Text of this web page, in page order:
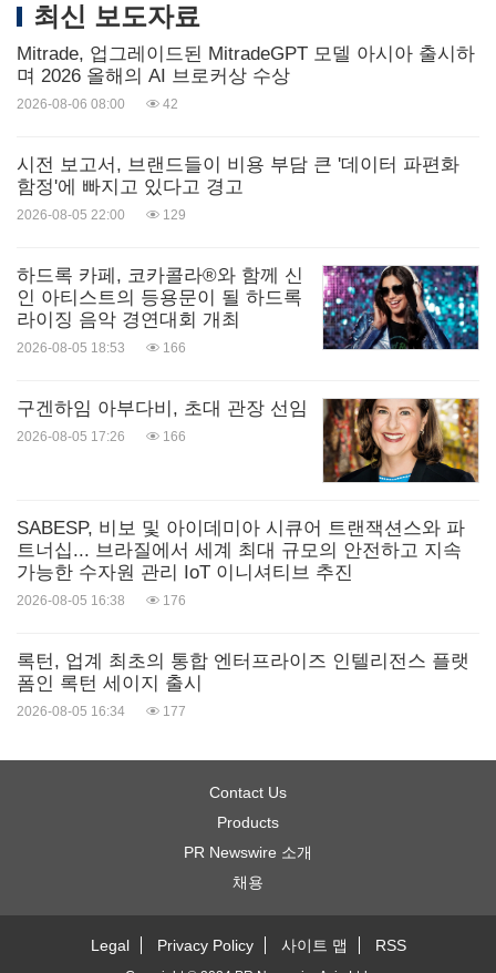
최신 보도자료
Mitrade, 업그레이드된 MitradeGPT 모델 아시아 출시하
며 2026 올해의 AI 브로커상 수상
2026-08-06 08:00 42
시전 보고서, 브랜드들이 비용 부담 큰 '데이터 파편화
함정'에 빠지고 있다고 경고
2026-08-05 22:00 129
하드록 카페, 코카콜라®와 함께 신
인 아티스트의 등용문이 될 하드록
라이징 음악 경연대회 개최
2026-08-05 18:53 166
구겐하임 아부다비, 초대 관장 선임
2026-08-05 17:26 166
SABESP, 비보 및 아이데미아 시큐어 트랜잭션스와 파
트너십... 브라질에서 세계 최대 규모의 안전하고 지속
가능한 수자원 관리 IoT 이니셔티브 추진
2026-08-05 16:38 176
록턴, 업계 최초의 통합 엔터프라이즈 인텔리전스 플랫
폼인 록턴 세이지 출시
2026-08-05 16:34 177
Contact Us
Products
PR Newswire 소개
채용
Legal Privacy Policy 사이트 맵 RSS